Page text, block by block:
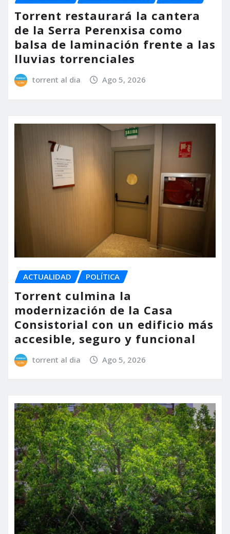
Torrent restaurará la cantera
de la Serra Perenxisa como
balsa de laminación frente a las
lluvias torrenciales
torrent al dia Ago 5, 2026
ACTUALIDAD POLÍTICA
Torrent culmina la
modernización de la Casa
Consistorial con un edificio más
accesible, seguro y funcional
torrent al dia Ago 5, 2026